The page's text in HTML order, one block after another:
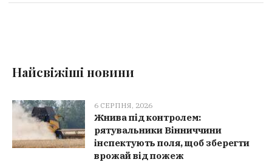
Найсвіжіші новини
6 СЕРПНЯ, 2026
Жнива під контролем:
рятувальники Вінниччини
інспектують поля, щоб зберегти
врожай від пожеж